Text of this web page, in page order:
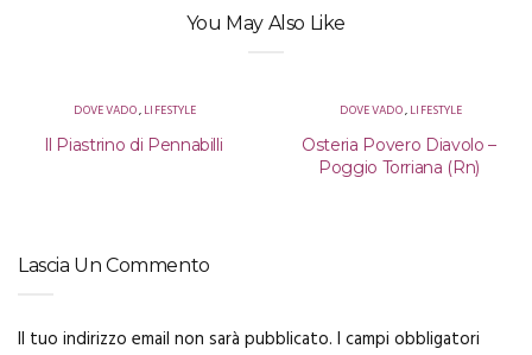
You May Also Like
DOVE VADO,LIFESTYLE
Il Piastrino di Pennabilli
DOVE VADO,LIFESTYLE
Osteria Povero Diavolo –
Poggio Torriana (Rn)
Lascia Un Commento
Il tuo indirizzo email non sarà pubblicato. I campi obbligatori